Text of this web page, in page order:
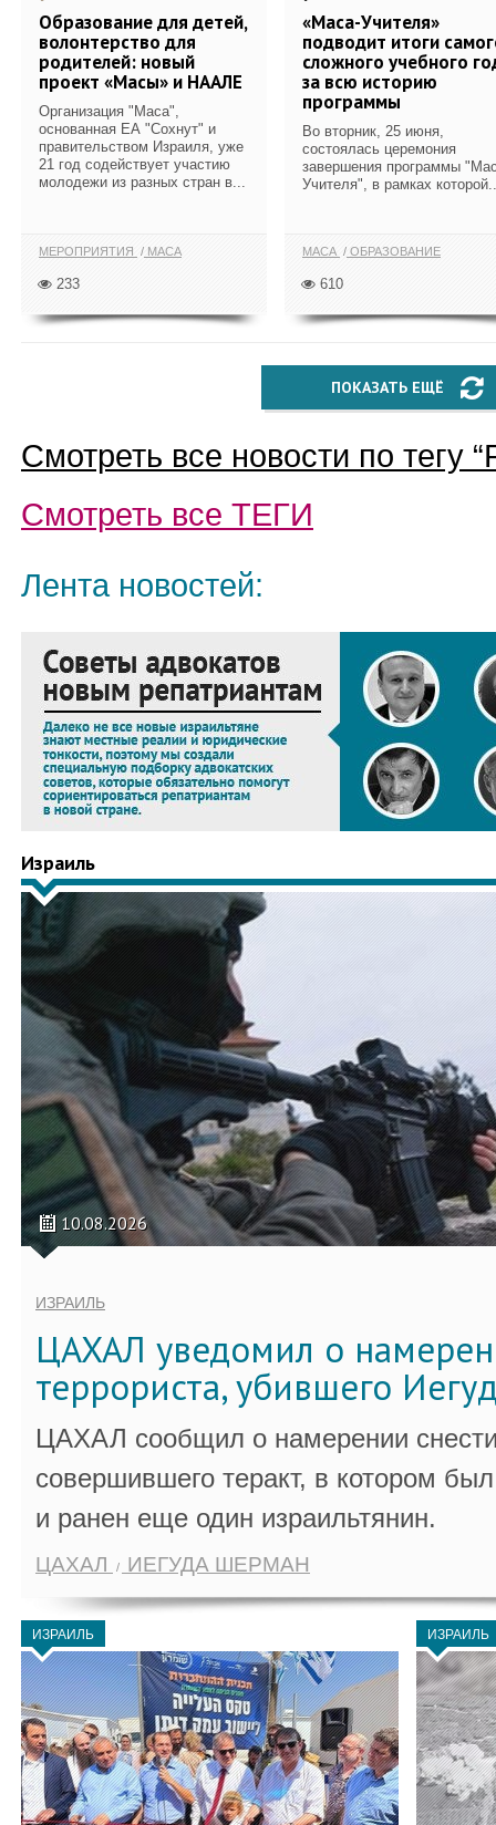
Образование для детей,
волонтерство для
родителей: новый
проект «Масы» и НААЛЕ
Организация "Маса",
основанная ЕА "Сохнут" и
правительством Израиля, уже
21 год содействует участию
молодежи из разных стран в...
МЕРОПРИЯТИЯ МАСА
233
«Маса-Учителя»
подводит итоги
сложного учебного
за всю историю
программы
Во вторник, 25 июня,
состоялась церемония
завершения программы
Учителя", в рамках
МАСА ОБРАЗОВАНИЕ
610
ПОКАЗАТЬ ЕЩЁ
Смотреть все новости по тегу “
Смотреть все ТЕГИ
Лента новостей:
Израиль
10.08.2026
ИЗРАИЛЬ
ЦАХАЛ уведомил о
террориста, убившего
ЦАХАЛ сообщил о намерении
совершившего теракт, в котором
и ранен еще один израильтянин.
ЦАХАЛ ИЕГУДА ШЕРМАН
ИЗРАИЛЬ ИЗРАИЛЬ